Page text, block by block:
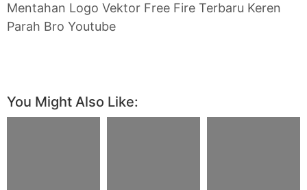
Mentahan Logo Vektor Free Fire Terbaru Keren
Parah Bro Youtube
You Might Also Like: